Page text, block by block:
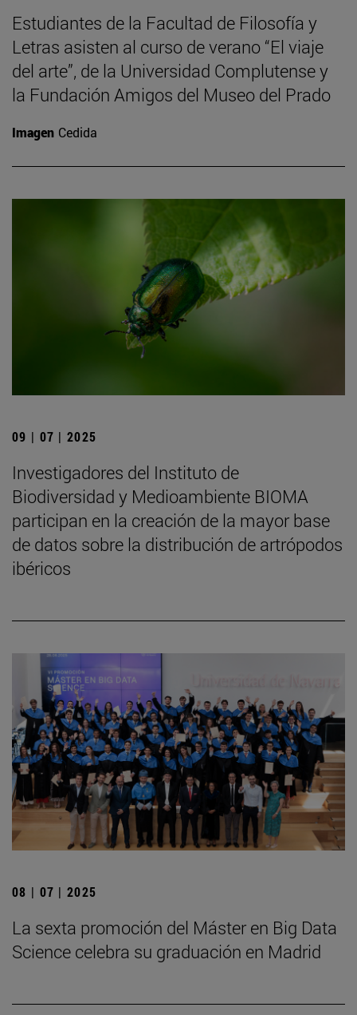
Estudiantes de la Facultad de Filosofía y
Letras asisten al curso de verano “El viaje
del arte”, de la Universidad Complutense y
la Fundación Amigos del Museo del Prado
Imagen Cedida
09 | 07 | 2025
Investigadores del Instituto de
Biodiversidad y Medioambiente BIOMA
participan en la creación de la mayor base
de datos sobre la distribución de artrópodos
ibéricos
08 | 07 | 2025
La sexta promoción del Máster en Big Data
Science celebra su graduación en Madrid